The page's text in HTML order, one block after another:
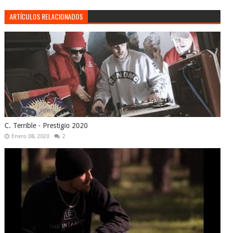
ARTÍCULOS RELACIONADOS
C. Terrible - Prestigio 2020
Enero 08, 2020 2